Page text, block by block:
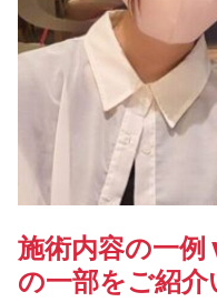
施術内容の一
の一部をご紹介